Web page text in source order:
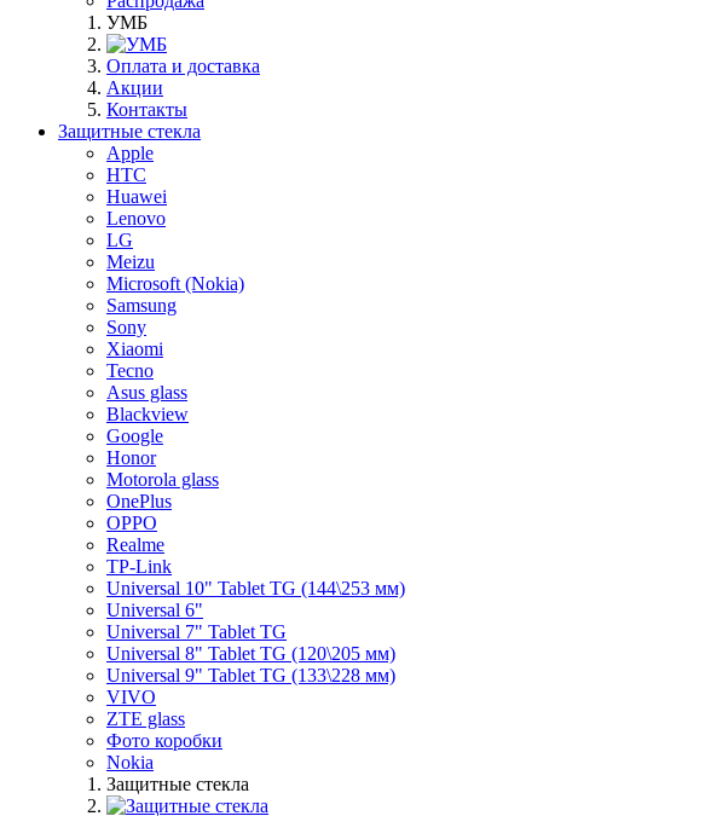
УМБ
Оплата и доставка
Акции
Контакты
Защитные стекла
Apple
HTC
Huawei
Lenovo
LG
Meizu
Microsoft (Nokia)
Samsung
Sony
Xiaomi
Tecno
Asus glass
Blackview
Google
Honor
Motorola glass
OnePlus
OPPO
Realme
TP-Link
Universal 10" Tablet TG (144\253 мм)
Universal 6"
Universal 7" Tablet TG
Universal 8" Tablet TG (120\205 мм)
Universal 9" Tablet TG (133\228 мм)
VIVO
ZTE glass
Фото коробки
Nokia
Защитные стекла